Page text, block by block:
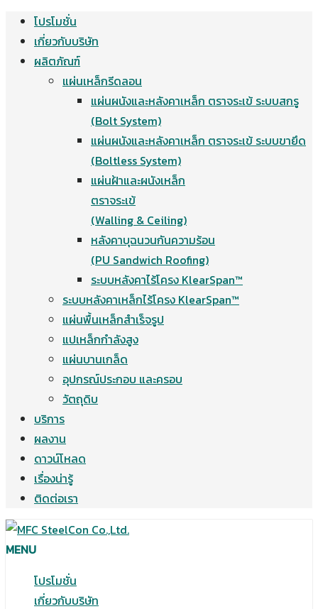
Skip
content
โปรโมชั่น
เกี่ยวกับบริษัท
ผลิตภัณฑ์
แผ่นเหล็กรีดลอน
แผ่นผนังและหลังคาเหล็ก ตราจระเข้ ระบบสกรู
(Bolt System)
แผ่นผนังและหลังคาเหล็ก ตราจระเข้ ระบบขายึด
(Boltless System)
แผ่นฝ้าและผนังเหล็ก
ตราจระเข้
(Walling & Ceiling)
หลังคาบุฉนวนกันความร้อน
(PU Sandwich Roofing)
ระบบหลังคาไร้โครง KlearSpan™
ระบบหลังคาเหล็กไร้โครง KlearSpan™
แผ่นพื้นเหล็กสำเร็จรูป
แปเหล็กกำลังสูง
แผ่นบานเกล็ด
อุปกรณ์ประกอบ และครอบ
วัตถุดิบ
บริการ
ผลงาน
ดาวน์โหลด
เรื่องน่ารู้
ติดต่อเรา
MENU
โปรโมชั่น
เกี่ยวกับบริษัท